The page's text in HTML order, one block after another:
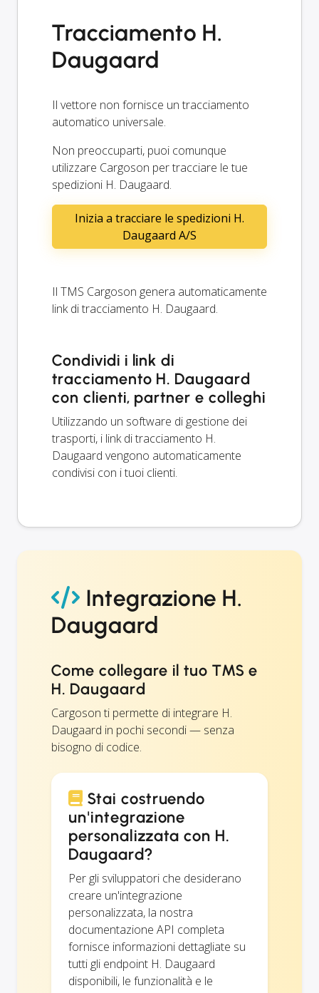
Tracciamento H.
Daugaard
Il vettore non fornisce un tracciamento
automatico universale.
Non preoccuparti, puoi comunque
utilizzare Cargoson per tracciare le tue
spedizioni H. Daugaard.
Inizia a tracciare le spedizioni H.
Daugaard A/S
Il TMS Cargoson genera automaticamente
link di tracciamento H. Daugaard.
Condividi i link di
tracciamento H. Daugaard
con clienti, partner e colleghi
Utilizzando un software di gestione dei
trasporti, i link di tracciamento H.
Daugaard vengono automaticamente
condivisi con i tuoi clienti.
Integrazione H.
Daugaard
Come collegare il tuo TMS e
H. Daugaard
Cargoson ti permette di integrare H.
Daugaard in pochi secondi — senza
bisogno di codice.
Stai costruendo
un'integrazione
personalizzata con H.
Daugaard?
Per gli sviluppatori che desiderano
creare un'integrazione
personalizzata, la nostra
documentazione API completa
fornisce informazioni dettagliate su
tutti gli endpoint H. Daugaard
disponibili, le funzionalità e le